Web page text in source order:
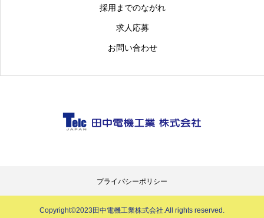
採用までのながれ
求人応募
お問い合わせ
プライバシーポリシー
Copyright©2023田中電機工業株式会社.All rights reserved.